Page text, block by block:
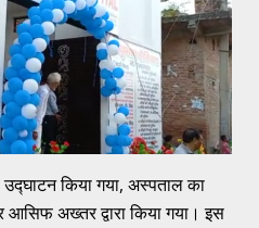
उद्घाटन किया गया, अस्पताल का
आसिफ अख्तर द्वारा किया गया। इस